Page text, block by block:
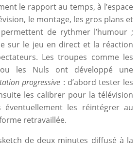
le rapport au temps, à l’espace
le montage, les gros plans et
de rythmer l’humour ;
sur le jeu en direct et la réaction
Les troupes comme les
les Nuls ont développé une
progressive : d’abord tester les
les calibrer pour la télévision
les réintégrer au
retravaillée.
de deux minutes diffusé à la